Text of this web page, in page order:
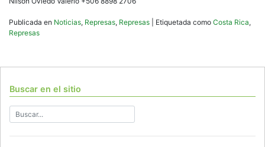
Publicada en Noticias, Represas, Represas Etiquetada como Costa Rica,
Represas
Buscar en el sitio